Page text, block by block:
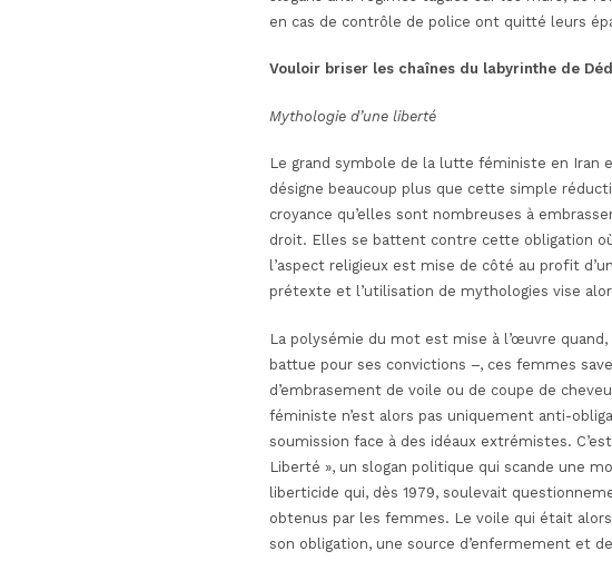
en cas de contrôle de police ont quitté leurs
Vouloir briser les chaînes du labyrinthe de
Mythologie d’une liberté
Le grand symbole de la lutte féministe en Iran
désigne beaucoup plus que cette simple
croyance qu’elles sont nombreuses à
droit. Elles se battent contre cette obligation
l’aspect religieux est mise de côté au profit
prétexte et l’utilisation de mythologies vise
La polysémie du mot est mise à l’œuvre quand,
battue pour ses convictions –, ces femmes
d’embrasement de voile ou de coupe de
féministe n’est alors pas uniquement anti-
soumission face à des idéaux extrémistes.
Liberté », un slogan politique qui scande une
liberticide qui, dès 1979, soulevait
obtenus par les femmes. Le voile qui était
son obligation, une source d’enfermement et